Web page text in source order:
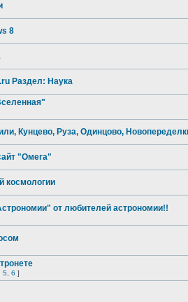
8
Раздел: Наука
Кунцево, Руза, Одинцово,
"Омега"
космологии
от любителей астрономии!!
5 6 ]